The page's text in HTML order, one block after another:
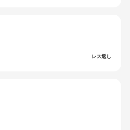
レス返し